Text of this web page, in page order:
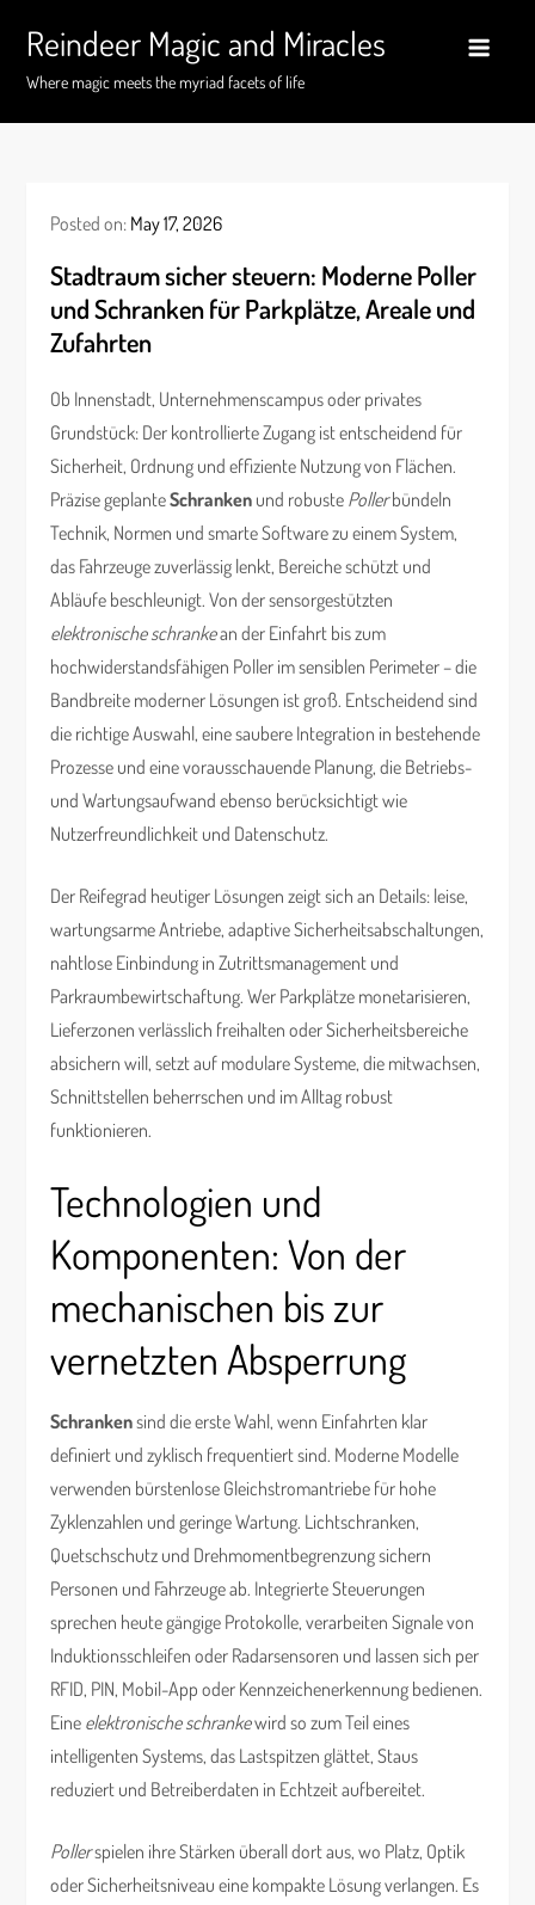
content
Reindeer Magic and Miracles
Where magic meets the myriad facets of life
Posted on: May 17, 2026
Stadtraum sicher steuern: Moderne Poller
und Schranken für Parkplätze, Areale und
Zufahrten
Ob Innenstadt, Unternehmenscampus oder privates
Grundstück: Der kontrollierte Zugang ist entscheidend für
Sicherheit, Ordnung und effiziente Nutzung von Flächen.
Präzise geplanteSchranken und robuste Pollerbündeln
Technik, Normen und smarte Software zu einem System,
das Fahrzeuge zuverlässig lenkt, Bereiche schützt und
Abläufe beschleunigt. Von der sensorgestützten
elektronische schrankean der Einfahrt bis zum
hochwiderstandsfähigen Poller im sensiblen Perimeter – die
Bandbreite moderner Lösungen ist groß. Entscheidend sind
die richtige Auswahl, eine saubere Integration in bestehende
Prozesse und eine vorausschauende Planung, die Betriebs-
und Wartungsaufwand ebenso berücksichtigt wie
Nutzerfreundlichkeit und Datenschutz.
Der Reifegrad heutiger Lösungen zeigt sich an Details: leise,
wartungsarme Antriebe, adaptive Sicherheitsabschaltungen,
nahtlose Einbindung in Zutrittsmanagement und
Parkraumbewirtschaftung. Wer Parkplätze monetarisieren,
Lieferzonen verlässlich freihalten oder Sicherheitsbereiche
absichern will, setzt auf modulare Systeme, die mitwachsen,
Schnittstellen beherrschen und im Alltag robust
funktionieren.
Technologien und
Komponenten: Von der
mechanischen bis zur
vernetzten Absperrung
Schrankensind die erste Wahl, wenn Einfahrten klar
definiert und zyklisch frequentiert sind. Moderne Modelle
verwenden bürstenlose Gleichstromantriebe für hohe
Zyklenzahlen und geringe Wartung. Lichtschranken,
Quetschschutz und Drehmomentbegrenzung sichern
Personen und Fahrzeuge ab. Integrierte Steuerungen
sprechen heute gängige Protokolle, verarbeiten Signale von
Induktionsschleifen oder Radarsensoren und lassen sich per
RFID, PIN, Mobil-App oder Kennzeichenerkennung bedienen.
Eine elektronische schrankewird so zum Teil eines
intelligenten Systems, das Lastspitzen glättet, Staus
reduziert und Betreiberdaten in Echtzeit aufbereitet.
Pollerspielen ihre Stärken überall dort aus, wo Platz, Optik
oder Sicherheitsniveau eine kompakte Lösung verlangen. Es